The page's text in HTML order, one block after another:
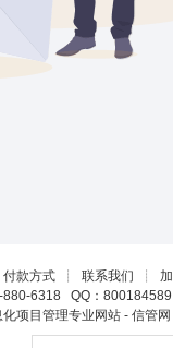
付款方式 ┊ 联系我们 ┊
880-6318 QQ：
项目管理专业网站 - 信管